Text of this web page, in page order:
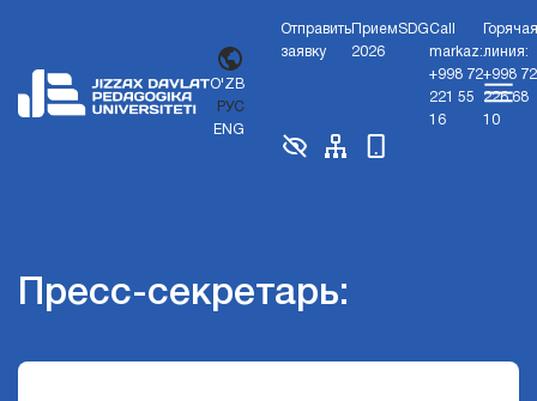
O'ZB
РУС
ENG
Отправить
заявку
Прием
2026
SDGCall
markaz:
+998 72
221 55
16
Горячая
линия:
+998 72
226 68
10
Пресс-секретарь: